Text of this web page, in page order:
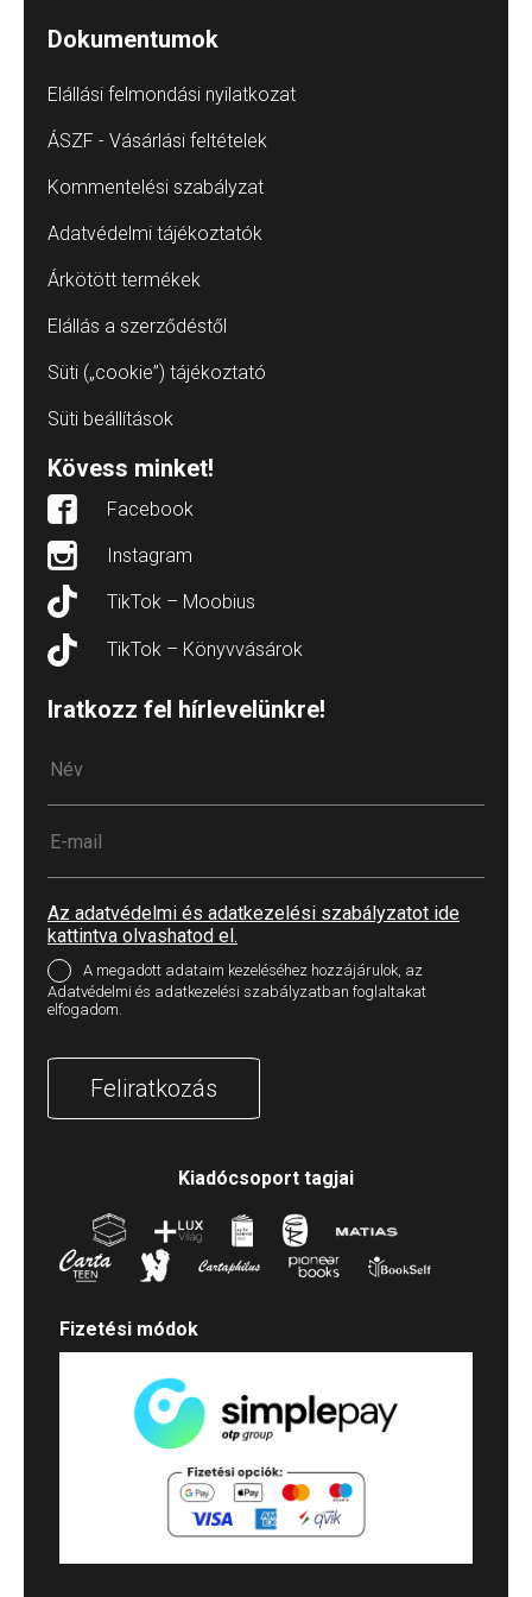
Dokumentumok
Elállási felmondási nyilatkozat
ÁSZF - Vásárlási feltételek
Kommentelési szabályzat
Adatvédelmi tájékoztatók
Árkötött termékek
Elállás a szerződéstől
Süti („cookie”) tájékoztató
Süti beállítások
Kövess minket!
Facebook
Instagram
TikTok – Moobius
TikTok – Könyvvásárok
Iratkozz fel hírlevelünkre!
Az adatvédelmi és adatkezelési szabályzatot ide
kattintva olvashatod el.
A megadott adataim kezeléséhez hozzájárulok, az
Adatvédelmi és adatkezelési szabályzatban foglaltakat
elfogadom.
Feliratkozás
Kiadócsoport tagjai
Fizetési módok